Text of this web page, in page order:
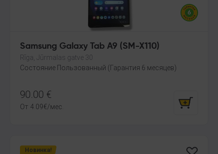
Samsung Galaxy Tab A9 (SM-X110)
Rīga, Jūrmalas gatve 30
Состояние Пользованный (Гарантия 6 месяцев)
90.00 €
От 4.09€/мес.
Новинка!